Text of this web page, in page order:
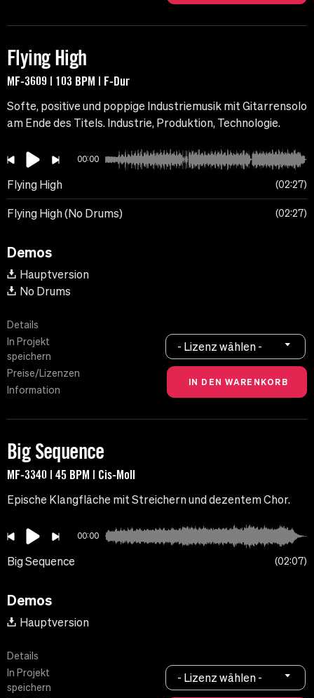
Flying High
MF-3609 | 103 BPM | F-Dur
Softe, positive und poppige Industriemusik mit Gitarrensolo
am Ende des Titels. Industrie, Produktion, Technologie.
00:00
Flying High 02:27
Flying High (No Drums) 02:27
Demos
Hauptversion
No Drums
Details
In Projekt
speichern
Preise/Lizenzen
Information
- Lizenz wählen -
Big Sequence
MF-3340 | 45 BPM | Cis-Moll
Epische Klangfläche mit Streichern und dezentem Chor.
00:00
Big Sequence 02:07
Demos
Hauptversion
Details
In Projekt
speichern
- Lizenz wählen -